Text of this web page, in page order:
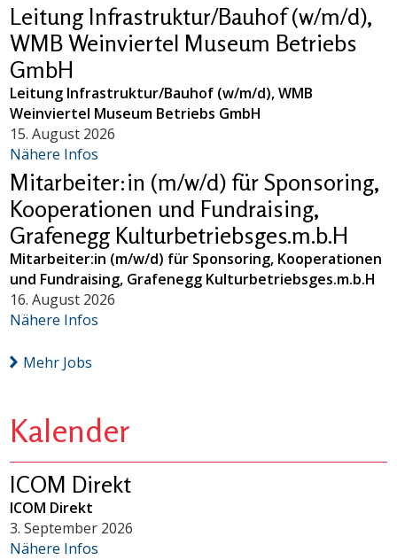
Leitung Infrastruktur/Bauhof (w/m/d),
WMB Weinviertel Museum Betriebs
GmbH
Leitung Infrastruktur/Bauhof (w/m/d), WMB
Weinviertel Museum Betriebs GmbH
15. August 2026
Nähere Infos
Mitarbeiter:in (m/w/d) für Sponsoring,
Kooperationen und Fundraising,
Grafenegg Kulturbetriebsges.m.b.H
Mitarbeiter:in (m/w/d) für Sponsoring, Kooperationen
und Fundraising, Grafenegg Kulturbetriebsges.m.b.H
16. August 2026
Nähere Infos
Mehr Jobs
Kalender
ICOM Direkt
ICOM Direkt
3. September 2026
Nähere Infos